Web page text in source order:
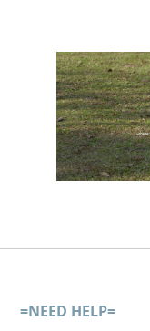
=NEED HELP=